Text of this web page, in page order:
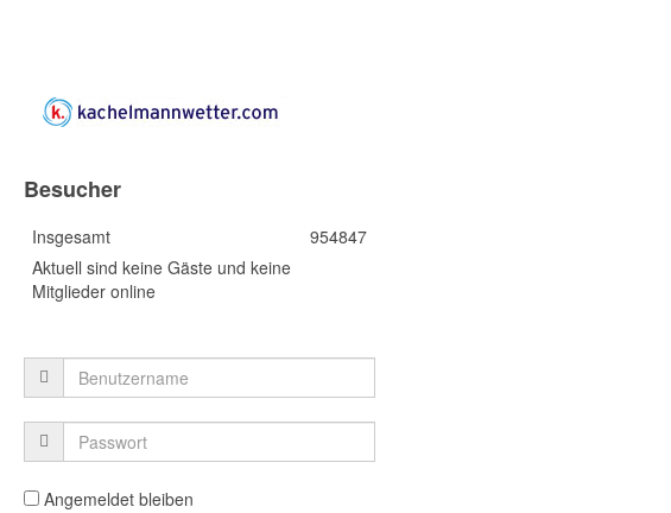
Besucher
Insgesamt
954847
Aktuell sind keine Gäste und keine
Mitglieder online
Angemeldet bleiben